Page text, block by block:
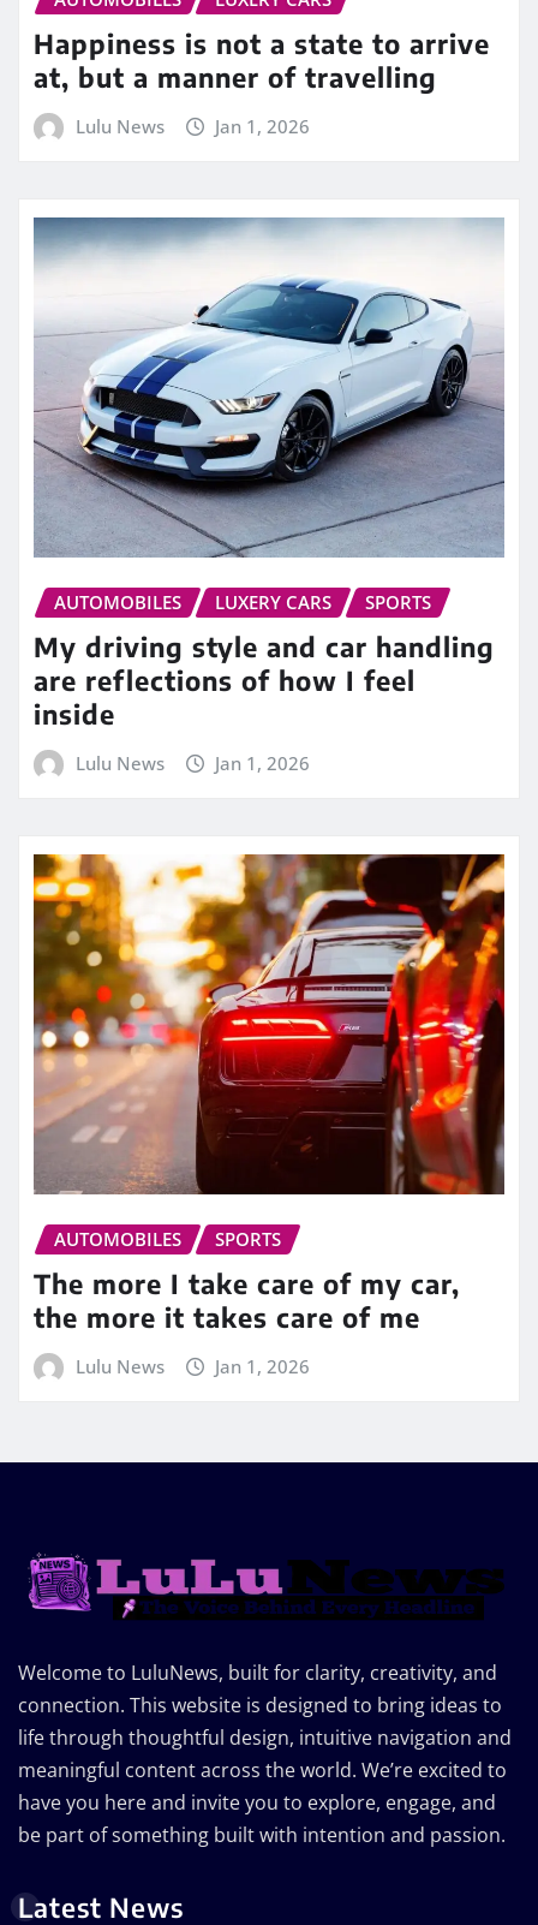
Happiness is not a state to arrive
at, but a manner of travelling
Lulu News Jan 1, 2026
AUTOMOBILES LUXERY CARS SPORTS
My driving style and car handling
are reflections of how I feel
inside
Lulu News Jan 1, 2026
AUTOMOBILES SPORTS
The more I take care of my car,
the more it takes care of me
Lulu News Jan 1, 2026
Welcome to LuluNews, built for clarity, creativity, and
connection. This website is designed to bring ideas to
life through thoughtful design, intuitive navigation and
meaningful content across the world. We’re excited to
have you here and invite you to explore, engage, and
be part of something built with intention and passion.
Latest News